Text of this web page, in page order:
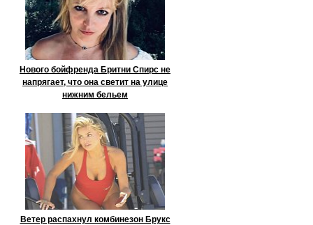
Нового бойфренда Бритни Спирс не
напрягает, что она светит на улице
нижним бельем
Ветер распахнул комбинезон Брукс